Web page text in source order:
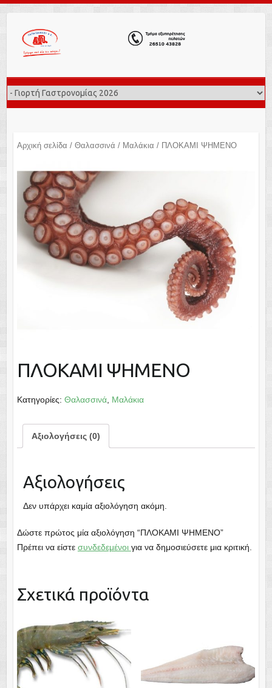
Αρχική σελίδα / Θαλασσινά / Μαλάκια / ΠΛΟΚΑΜΙ ΨΗΜΕΝΟ
ΠΛΟΚΑΜΙ ΨΗΜΕΝΟ
Κατηγορίες: Θαλασσινά, Μαλάκια
Αξιολογήσεις (0)
Αξιολογήσεις
Δεν υπάρχει καμία αξιολόγηση ακόμη.
Δώστε πρώτος μία αξιολόγηση “ΠΛΟΚΑΜΙ ΨΗΜΕΝΟ”
Πρέπει να είστε συνδεδεμένοι για να δημοσιεύσετε μια κριτική.
Σχετικά προϊόντα